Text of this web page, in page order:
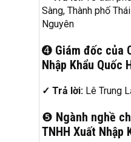
Sàng, Thành phố
Nguyên
➍ Giám đốc của
Nhập Khẩu Quốc
✓ Trả lời: Lê Trung
❺ Ngành nghề
TNHH Xuất Nhập